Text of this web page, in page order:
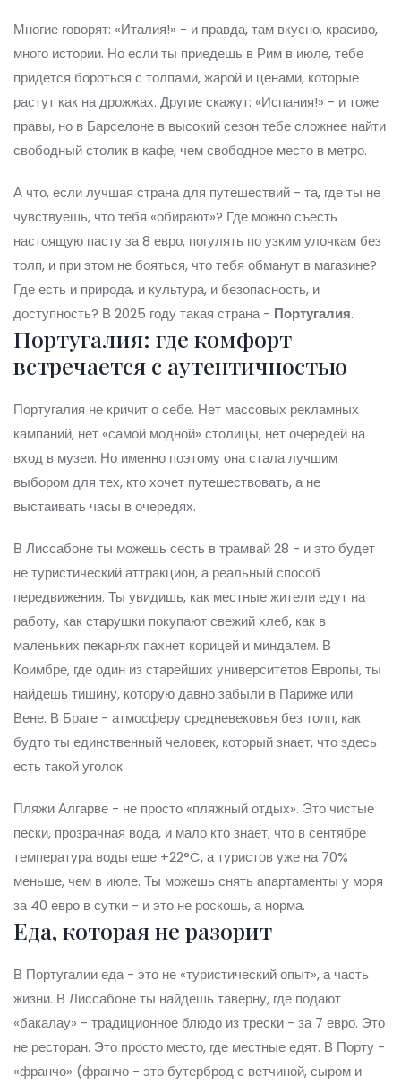
Многие говорят: «Италия!» - и правда, там вкусно, красиво,
много истории. Но если ты приедешь в Рим в июле, тебе
придется бороться с толпами, жарой и ценами, которые
растут как на дрожжах. Другие скажут: «Испания!» - и тоже
правы, но в Барселоне в высокий сезон тебе сложнее найти
свободный столик в кафе, чем свободное место в метро.
А что, если лучшая страна для путешествий - та, где ты не
чувствуешь, что тебя «обирают»? Где можно съесть
настоящую пасту за 8 евро, погулять по узким улочкам без
толп, и при этом не бояться, что тебя обманут в магазине?
Где есть и природа, и культура, и безопасность, и
доступность? В 2025 году такая страна - Португалия.
Португалия: где комфорт
встречается с аутентичностью
Португалия не кричит о себе. Нет массовых рекламных
кампаний, нет «самой модной» столицы, нет очередей на
вход в музеи. Но именно поэтому она стала лучшим
выбором для тех, кто хочет путешествовать, а не
выстаивать часы в очередях.
В Лиссабоне ты можешь сесть в трамвай 28 - и это будет
не туристический аттракцион, а реальный способ
передвижения. Ты увидишь, как местные жители едут на
работу, как старушки покупают свежий хлеб, как в
маленьких пекарнях пахнет корицей и миндалем. В
Коимбре, где один из старейших университетов Европы, ты
найдешь тишину, которую давно забыли в Париже или
Вене. В Браге - атмосферу средневековья без толп, как
будто ты единственный человек, который знает, что здесь
есть такой уголок.
Пляжи Алгарве - не просто «пляжный отдых». Это чистые
пески, прозрачная вода, и мало кто знает, что в сентябре
температура воды еще +22°C, а туристов уже на 70%
меньше, чем в июле. Ты можешь снять апартаменты у моря
за 40 евро в сутки - и это не роскошь, а норма.
Еда, которая не разорит
В Португалии еда - это не «туристический опыт», а часть
жизни. В Лиссабоне ты найдешь таверну, где подают
«бакалау» - традиционное блюдо из трески - за 7 евро. Это
не ресторан. Это просто место, где местные едят. В Порту -
«франчо» (франчо - это бутерброд с ветчиной, сыром и